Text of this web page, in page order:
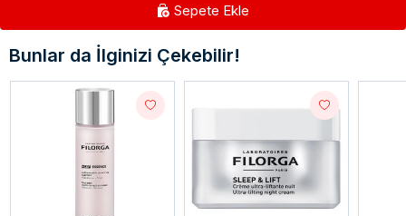
Sepete Ekle
Bunlar da İlginizi Çekebilir!